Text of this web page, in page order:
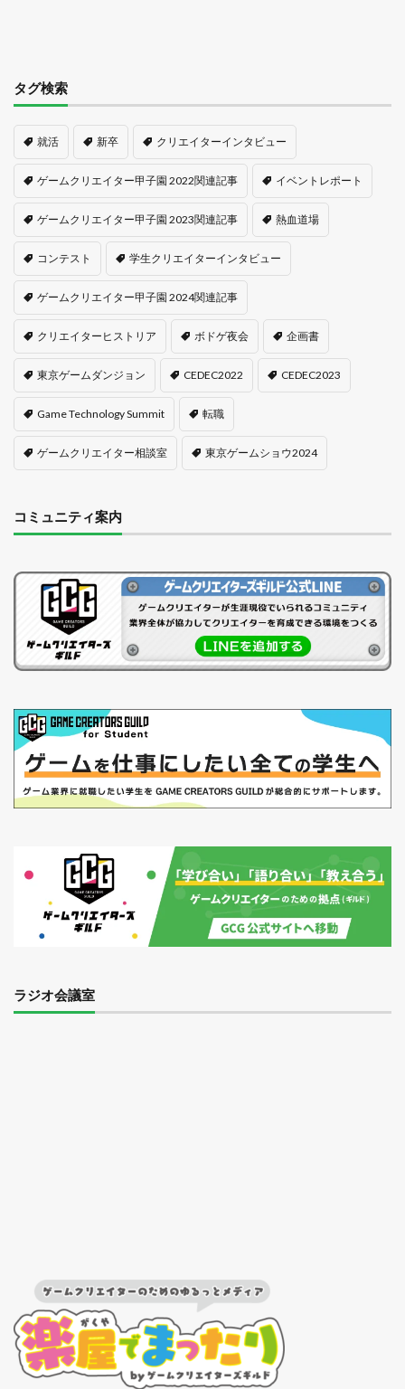
タグ検索
就活 新卒 クリエイターインタビュー
ゲームクリエイター甲子園 2022関連記事 イベントレポート
ゲームクリエイター甲子園 2023関連記事 熱血道場
コンテスト 学生クリエイターインタビュー
ゲームクリエイター甲子園 2024関連記事
クリエイターヒストリア ボドゲ夜会 企画書
東京ゲームダンジョン CEDEC2022 CEDEC2023
Game Technology Summit 転職
ゲームクリエイター相談室 東京ゲームショウ2024
コミュニティ案内
ラジオ会議室